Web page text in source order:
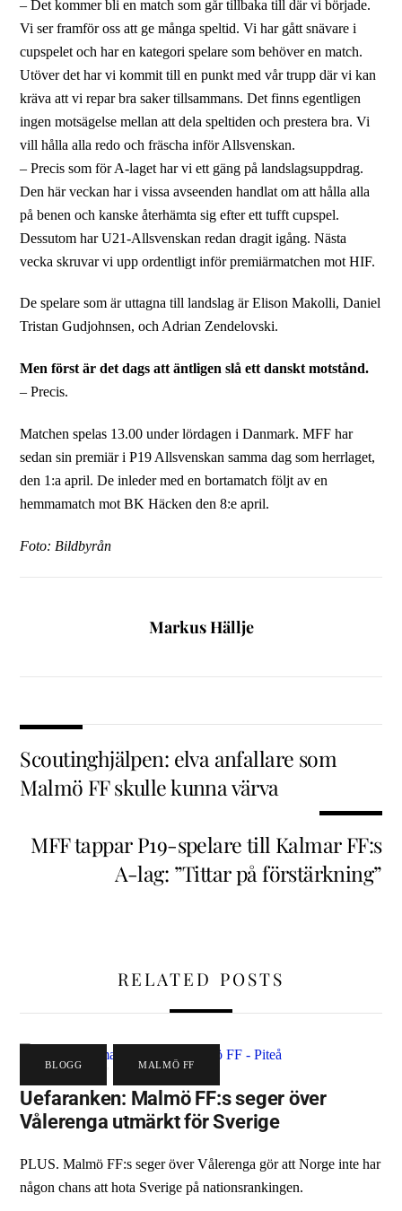
– Det kommer bli en match som går tillbaka till där vi började.
Vi ser framför oss att ge många speltid. Vi har gått snävare i
cupspelet och har en kategori spelare som behöver en match.
Utöver det har vi kommit till en punkt med vår trupp där vi kan
kräva att vi repar bra saker tillsammans. Det finns egentligen
ingen motsägelse mellan att dela speltiden och prestera bra. Vi
vill hålla alla redo och fräscha inför Allsvenskan.
– Precis som för A-laget har vi ett gäng på landslagsuppdrag.
Den här veckan har i vissa avseenden handlat om att hålla alla
på benen och kanske återhämta sig efter ett tufft cupspel.
Dessutom har U21-Allsvenskan redan dragit igång. Nästa
vecka skruvar vi upp ordentligt inför premiärmatchen mot HIF.
De spelare som är uttagna till landslag är Elison Makolli, Daniel
Tristan Gudjohnsen, och Adrian Zendelovski.
Men först är det dags att äntligen slå ett danskt motstånd.
– Precis.
Matchen spelas 13.00 under lördagen i Danmark. MFF har
sedan sin premiär i P19 Allsvenskan samma dag som herrlaget,
den 1:a april. De inleder med en bortamatch följt av en
hemmamatch mot BK Häcken den 8:e april.
Foto: Bildbyrån
Markus Hällje
Scoutinghjälpen: elva anfallare som
Malmö FF skulle kunna värva
MFF tappar P19-spelare till Kalmar FF:s
A-lag: ”Tittar på förstärkning”
RELATED POSTS
BLOGG MALMÖ FF
Uefaranken: Malmö FF:s seger över
Vålerenga utmärkt för Sverige
PLUS. Malmö FF:s seger över Vålerenga gör att Norge inte har
någon chans att hota Sverige på nationsrankingen.